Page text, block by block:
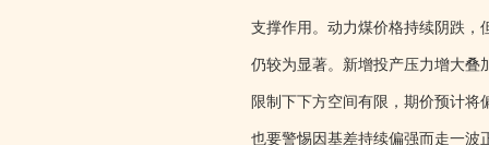
支撑作用。动力煤价格持续阴跌，
仍较为显著。新增投产压力增大叠
限制下下方空间有限，期价预计将
也要警惕因基差持续偏强而走一波